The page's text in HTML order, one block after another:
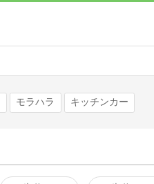
モラハラ キッチンカー